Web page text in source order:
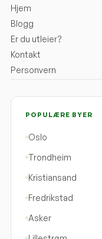
Hjem
Blogg
Er du utleier?
Kontakt
Personvern
POPULÆRE BYER
Oslo
Trondheim
Kristiansand
Fredrikstad
Asker